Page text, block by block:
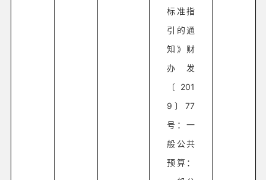
标准指
引的通
知》财
办发
〔201
9〕77
号：一
般公共
预算：